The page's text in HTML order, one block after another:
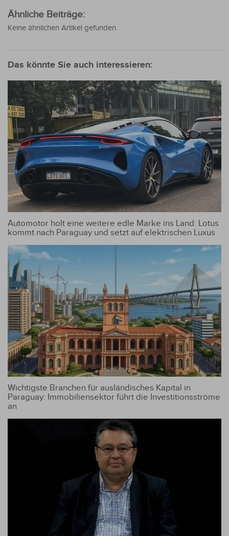
Ähnliche Beiträge:
Keine ähnlichen Artikel gefunden.
Das könnte Sie auch interessieren:
Automotor holt eine weitere edle Marke ins Land: Lotus
kommt nach Paraguay und setzt auf elektrischen Luxus
Wichtigste Branchen für ausländisches Kapital in
Paraguay: Immobiliensektor führt die Investitionsströme
an